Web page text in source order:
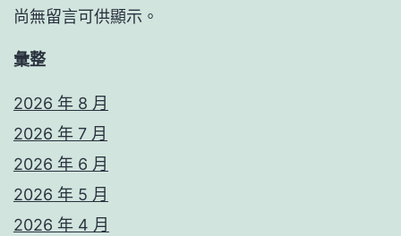
尚無留言可供顯示。
彙整
2026 年 8 月
2026 年 7 月
2026 年 6 月
2026 年 5 月
2026 年 4 月